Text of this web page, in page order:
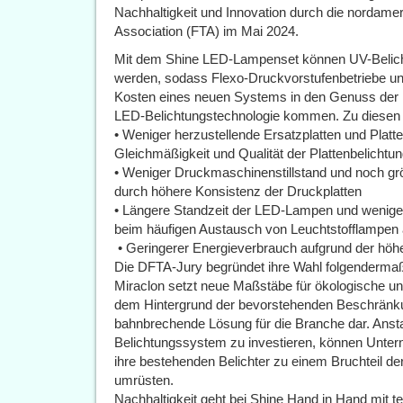
Nachhaltigkeit und Innovation durch die
Association (FTA) im Mai 2024.
Mit dem Shine LED-Lampenset können UV-
werden, sodass Flexo-Druckvorstufenbetriebe
Kosten eines neuen Systems in den Genuss
LED-Belichtungstechnologie kommen. Zu
• Weniger herzustellende Ersatzplatten und
Gleichmäßigkeit und Qualität der
• Weniger Druckmaschinenstillstand und noch
durch höhere Konsistenz der Druckplatten
• Längere Standzeit der LED-Lampen und
beim häufigen Austausch von Leuchtstofflampen
• Geringerer Energieverbrauch aufgrund der
Die DFTA-Jury begründet ihre Wahl
Miraclon setzt neue Maßstäbe für ökologische
dem Hintergrund der bevorstehenden
bahnbrechende Lösung für die Branche dar.
Belichtungssystem zu investieren, können
ihre bestehenden Belichter zu einem Bruchteil
umrüsten.
Nachhaltigkeit geht bei Shine Hand in Hand mit